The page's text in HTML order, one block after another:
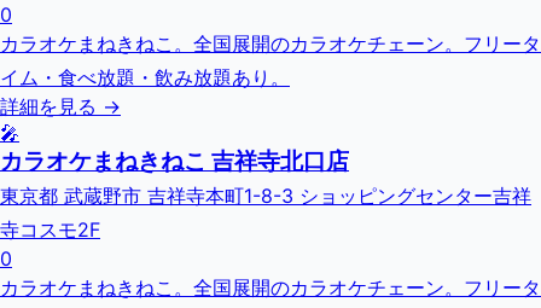
0
カラオケまねきねこ。全国展開のカラオケチェーン。フリータ
イム・食べ放題・飲み放題あり。
詳細を見る →
🎤
カラオケまねきねこ 吉祥寺北口店
東京都 武蔵野市 吉祥寺本町1-8-3 ショッピングセンター吉祥
寺コスモ2F
0
カラオケまねきねこ。全国展開のカラオケチェーン。フリータ